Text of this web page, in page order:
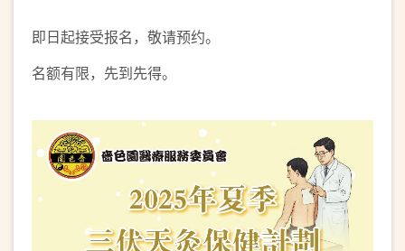
即日起接受报名，敬请预约。
名额有限，先到先得。